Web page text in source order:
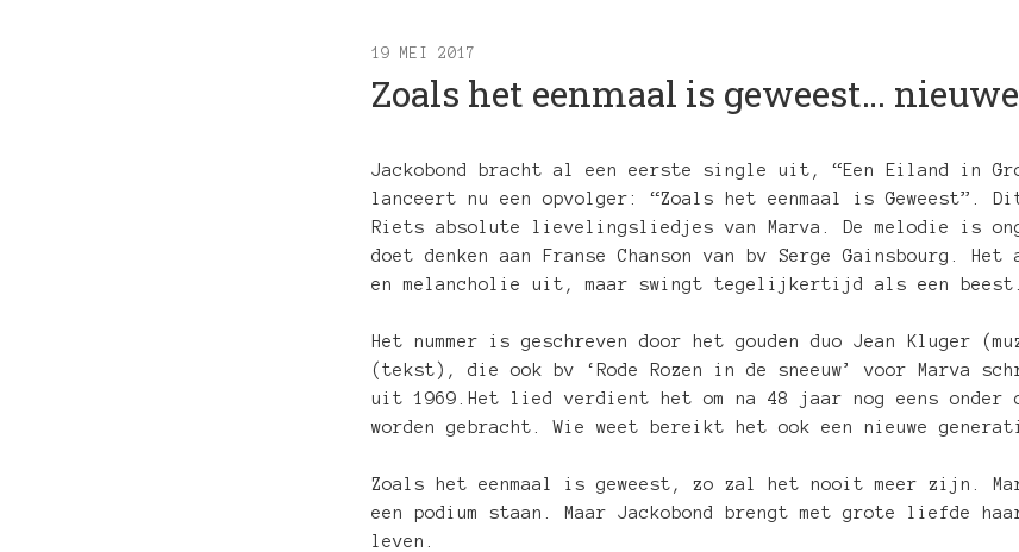
Zoals het eenmaal is geweest…
19 MEI 2017
Jackobond bracht al een eerste single uit, “Een Eiland in
lanceert nu een opvolger: “Zoals het eenmaal is Geweest”.
Riets absolute lievelingsliedjes van Marva. De melodie is
doet denken aan Franse Chanson van bv Serge Gainsbourg.
en melancholie uit, maar swingt tegelijkertijd als een beest.
Het nummer is geschreven door het gouden duo Jean Kluger
(tekst), die ook bv ‘Rode Rozen in de sneeuw’ voor Marva
uit 1969.Het lied verdient het om na 48 jaar nog eens onder
worden gebracht. Wie weet bereikt het ook een nieuwe
Zoals het eenmaal is geweest, zo zal het nooit meer zijn.
een podium staan. Maar Jackobond brengt met grote liefde
leven.